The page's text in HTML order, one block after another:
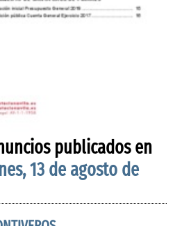
publicados en
13 de agosto de